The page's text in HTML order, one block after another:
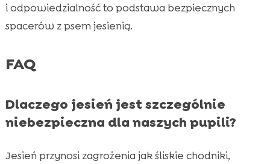
i odpowiedzialność to podstawa bezpiecznych
spacerów z psem jesienią.
FAQ
Dlaczego jesień jest szczególnie
niebezpieczna dla naszych pupili?
Jesień przynosi zagrożenia jak śliskie chodniki,